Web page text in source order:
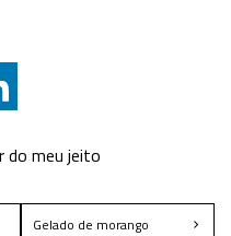
do meu jeito
Gelado de morango